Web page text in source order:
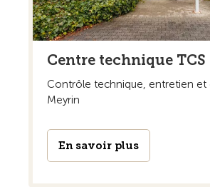
Centre technique
Contrôle technique, entretien et
Meyrin
En savoir plus